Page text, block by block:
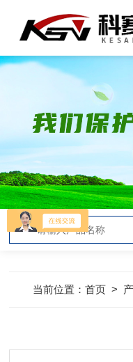
当前位置：首页 >